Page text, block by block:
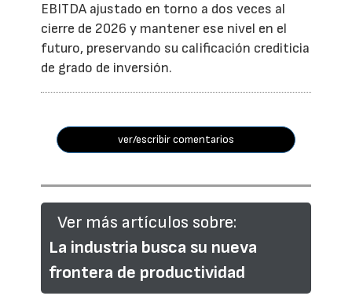
EBITDA ajustado en torno a dos veces al
cierre de 2026 y mantener ese nivel en el
futuro, preservando su calificación crediticia
de grado de inversión.
ver/escribir comentarios
Ver más artículos sobre:
La industria busca su nueva
frontera de productividad